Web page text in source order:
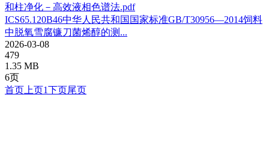
和柱净化－高效液相色谱法.pdf
ICS65.120B46中华人民共和国国家标准GB/T30956—2014饲料
中脱氧雪腐镰刀菌烯醇的测...
2026-03-08
479
1.35 MB
6页
首页 上页1下页尾页